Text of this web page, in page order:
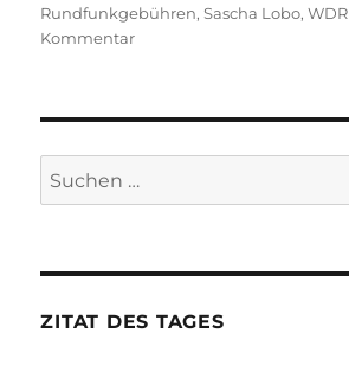
Rundfunkgebühren,Sascha Lobo,WDR
Kommentarzu
Januar
2019
–
die
zweite…
Suche
nach:
ZITAT DES TAGES